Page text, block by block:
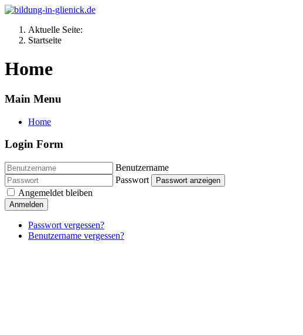
Aktuelle Seite:
Startseite
Home
Main Menu
Home
Login Form
Benutzername
Passwort
Passwort anzeigen
Angemeldet bleiben
Anmelden
Passwort vergessen?
Benutzername vergessen?